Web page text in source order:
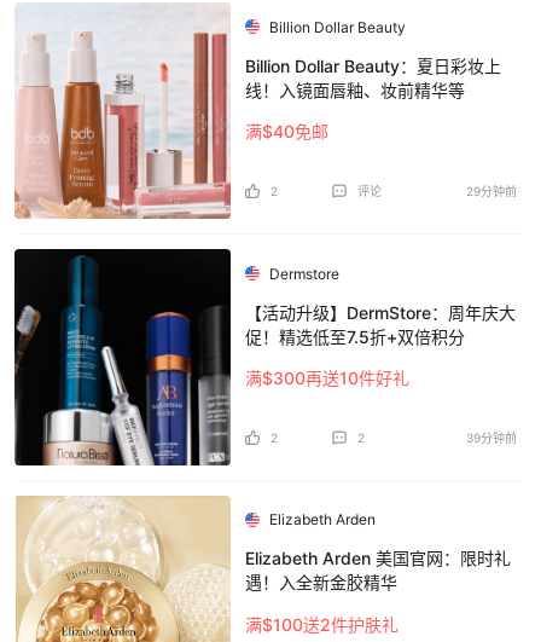
Billion Dollar Beauty
Billion Dollar Beauty：夏日彩妆上
线！入镜面唇釉、妆前精华等
满$40免邮
2 评论 29分钟前
Dermstore
【活动升级】DermStore：周年庆大
促！精选低至7.5折+双倍积分
满$300再送10件好礼
2 2 39分钟前
Elizabeth Arden
Elizabeth Arden 美国官网：限时礼
遇！入全新金胶精华
满$100送2件护肤礼